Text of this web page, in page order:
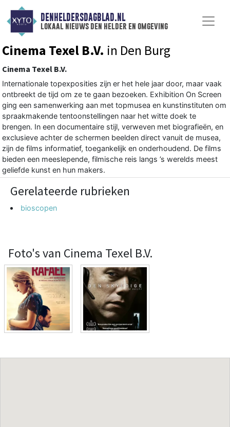
DENHELDERSDAGBLAD.NL
lokaal nieuws den helder en omgeving
Cinema Texel B.V. in Den Burg
Cinema Texel B.V.
Internationale topexposities zijn er het hele jaar door, maar vaak
ontbreekt de tijd om ze te gaan bezoeken. Exhibition On Screen
ging een samenwerking aan met topmusea en kunstinstituten om
spraakmakende tentoonstellingen naar het witte doek te
brengen. In een documentaire stijl, verweven met biografieën, en
exclusieve achter de schermen beelden direct vanuit de musea,
zijn de films informatief, toegankelijk en onderhoudend. De films
bieden een meeslepende, filmische reis langs ’s werelds meest
geliefde kunst en hun makers.
Gerelateerde rubrieken
bioscopen
Foto's van Cinema Texel B.V.